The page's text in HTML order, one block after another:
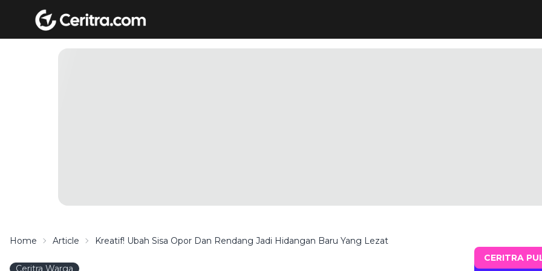
Home Article Kreatif! Ubah Sisa Opor Dan Rendang Jadi Hidangan Baru Yang Lezat
Ceritra Warga
CERITRA